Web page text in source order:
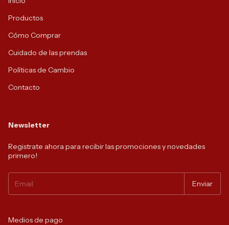
Productos
Cómo Comprar
Cuidado de las prendas
Políticas de Cambio
Contacto
Newsletter
Registrate ahora para recibir las promociones y novedades
primero!
Medios de pago